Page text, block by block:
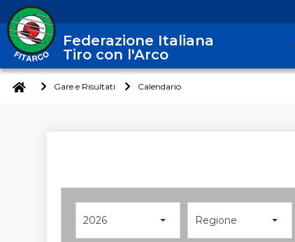
Federazione Italiana
Tiro con l'Arco
Gare e Risultati Calendario
2026 Regione